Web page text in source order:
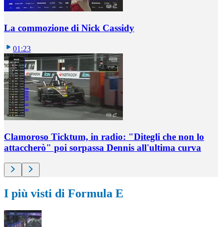
La commozione di Nick Cassidy
01:23
Clamoroso Ticktum, in radio: "Ditegli che non lo
attaccherò" poi sorpassa Dennis all'ultima curva
I più visti di Formula E